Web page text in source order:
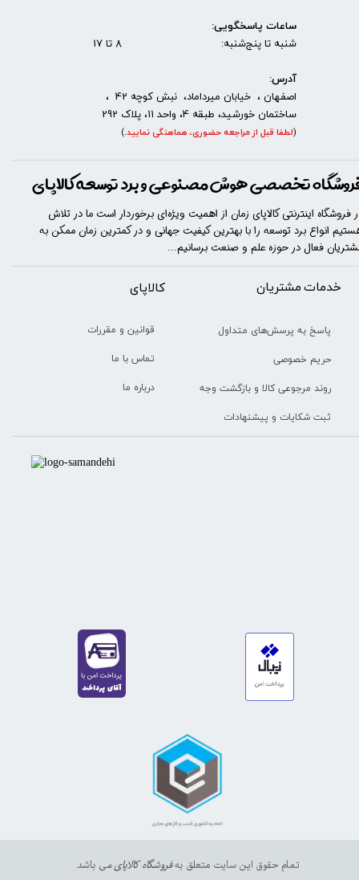
تمام حقوق این سایت متعلق بهفروشگاه کالاپای می باشد.
خدمات مشتریان
پاسخ به پرسش‌های متداول
حریم خصوصی
روند مرجوعی کالا و بازگشت وجه
ثبت شکایات و پیشنهادات
​​کالاپای
قوانین و مقررات
تماس با ما
درباره ما
تخصصی هوش مصنوعی و برد توسعه کالاپای
فروشگاه اینترنتی کالاپای زمان از اهمیت ویژه‌ای برخوردار است ما در تلاش
انواع برد توسعه را با​​​ بهترین کیفیت جهانی و در کمترین زمان ممکن به
فعال در حوزه علم و صنعت برسانیم...
ساعات پاسخگویی:
شنبه تا پنج‌شنبه: 8 تا 17
آدرس:
اصفهان ، خیابان میرداماد، نبش کوچه 42 ،
ساختمان خورشید، طبقه 4، واحد 11، پلاک 292
(لطفا قبل از مراجعه حضوری، هماهنگی نمایید.
)